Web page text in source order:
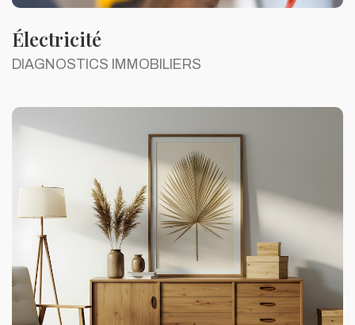
Électricité
DIAGNOSTICS IMMOBILIERS